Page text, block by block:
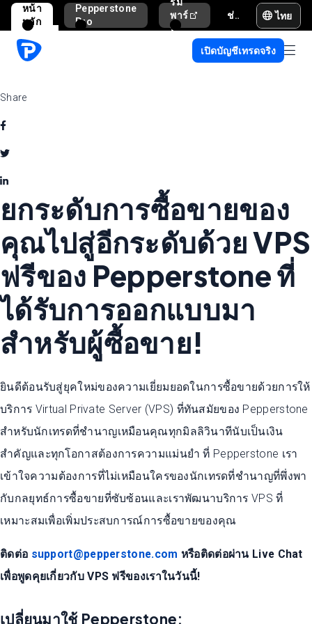
หน้า
หลัก
Pepperstone
Pro
พาร์
ท
ช่วยเหลือและสนับสนุน ไทย
เปิดบัญชีเทรดจริง
Share
ยกระดับการซื้อขายของ
คุณไปสู่อีกระดับด้วย VPS
ฟรีของ Pepperstone ที่
ได้รับการออกแบบมา
สำหรับผู้ซื้อขาย!
ยินดีต้อนรับสู่ยุคใหม่ของความเยี่ยมยอดในการซื้อขายด้วยการให้
บริการ Virtual Private Server (VPS) ที่ทันสมัยของ Pepperstone
สำหรับนักเทรดที่ชำนาญเหมือนคุณทุกมิลลิวินาทีนับเป็นเงิน
สำคัญและทุกโอกาสต้องการความแม่นยำ ที่ Pepperstone เรา
เข้าใจความต้องการที่ไม่เหมือนใครของนักเทรดที่ชำนาญที่พึ่งพา
กับกลยุทธ์การซื้อขายที่ซับซ้อนและเราพัฒนาบริการ VPS ที่
เหมาะสมเพื่อเพิ่มประสบการณ์การซื้อขายของคุณ
ติดต่อ support@pepperstone.com หรือติดต่อผ่าน Live Chat
เพื่อพูดคุยเกี่ยวกับ VPS ฟรีของเราในวันนี้!
เปลี่ยนมาใช้ Pepperstone: